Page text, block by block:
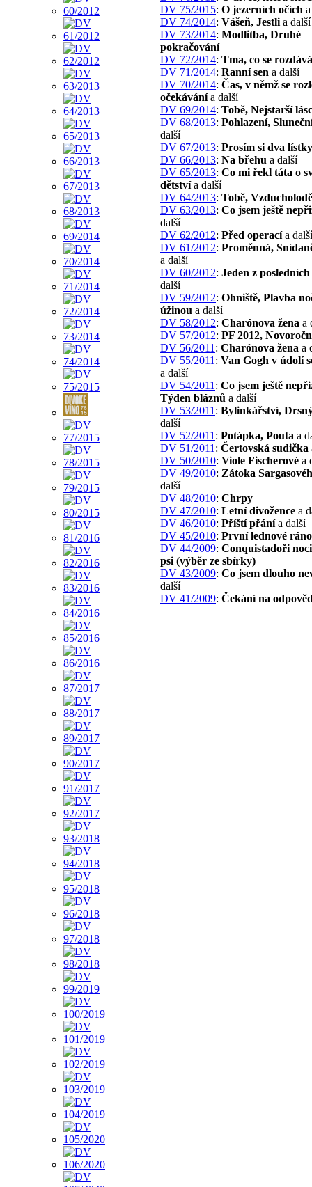
DV 75/2015: O jezerních očích
DV 74/2014: Vášeň, Jestli a další
DV 73/2014: Modlitba, Druhé
pokračování
DV 72/2014: Tma, co se rozdává
DV 71/2014: Ranní sen a další
DV 70/2014: Čas, v němž se
očekávánía další
DV 69/2014: Tobě, Nejstarší
DV 68/2013: Pohlazení,
další
DV 67/2013: Prosím si dva lístky
DV 66/2013: Na břehu a další
DV 65/2013: Co mi řekl táta o
dětstvía další
DV 64/2013: Tobě, Vzducholodě
DV 63/2013: Co jsem ještě
další
DV 62/2012: Před operacía další
DV 61/2012: Proměnná,
a další
DV 60/2012: Jeden z
další
DV 59/2012: Ohniště, Plavba
úžinou a další
DV 58/2012: Charónova žena a
DV 57/2012: PF 2012,
DV 56/2011 : Charónova žena a
DV 55/2011 : Van Gogh v údolí
a další
DV 54/2011 : Co jsem ještě
Týden bláznů a další
DV 53/2011 : Bylinkářství,
další
DV 52/2011 : Potápka, Pouta a
DV 51/2011 : Čertovská sudička
DV 50/2010: Viole Fischerové a
DV 49/2010: Zátoka
další
DV 48/2010: Chrpy
DV 47/2010: Letní divožence a
DV 46/2010: Příští přánía další
DV 45/2010: První lednové ráno
DV 44/2009: Conquistadoři
psi (výběr ze sbírky)
DV 43/2009: Co jsem dlouho
další
DV 41/2009: Čekání na